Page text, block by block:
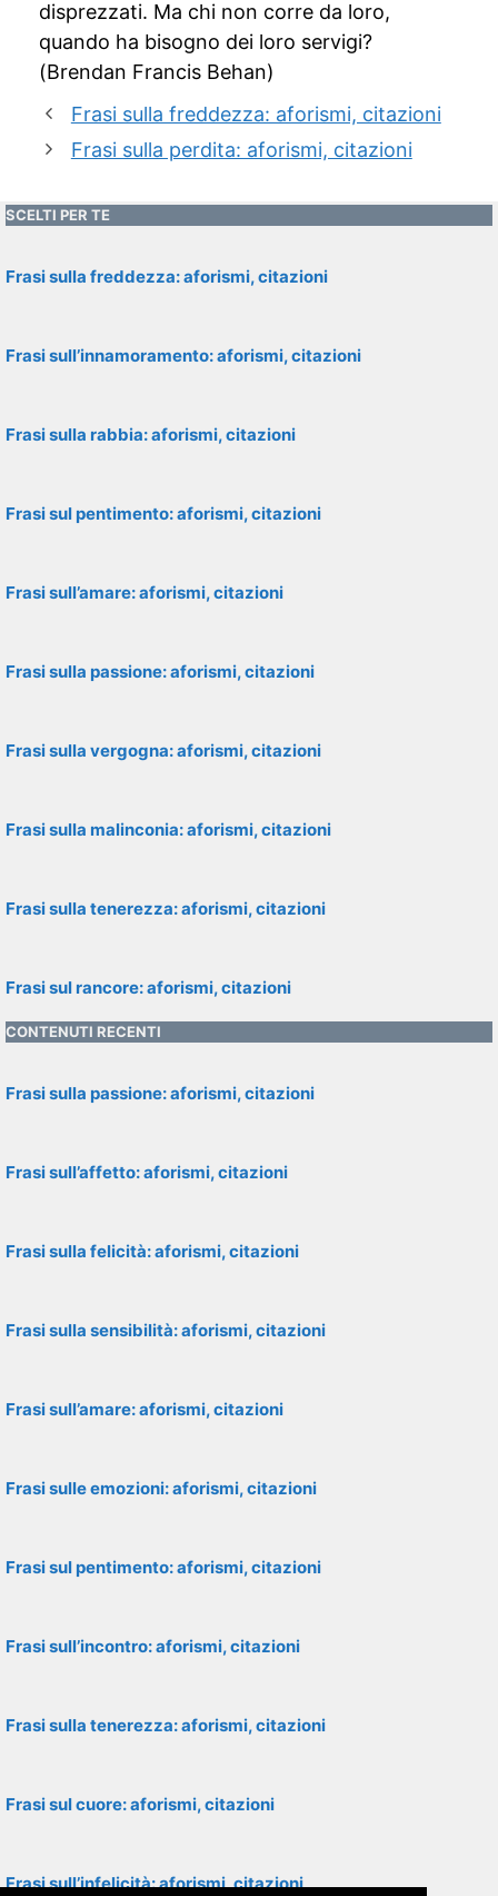
disprezzati. Ma chi non corre da loro,
quando ha bisogno dei loro servigi?
(Brendan Francis Behan)
Frasi sulla freddezza: aforismi, citazioni
Frasi sulla perdita: aforismi, citazioni
SCELTI PER TE
Frasi sulla freddezza: aforismi, citazioni
Frasi sull’innamoramento: aforismi, citazioni
Frasi sulla rabbia: aforismi, citazioni
Frasi sul pentimento: aforismi, citazioni
Frasi sull’amare: aforismi, citazioni
Frasi sulla passione: aforismi, citazioni
Frasi sulla vergogna: aforismi, citazioni
Frasi sulla malinconia: aforismi, citazioni
Frasi sulla tenerezza: aforismi, citazioni
Frasi sul rancore: aforismi, citazioni
CONTENUTI RECENTI
Frasi sulla passione: aforismi, citazioni
Frasi sull’affetto: aforismi, citazioni
Frasi sulla felicità: aforismi, citazioni
Frasi sulla sensibilità: aforismi, citazioni
Frasi sull’amare: aforismi, citazioni
Frasi sulle emozioni: aforismi, citazioni
Frasi sul pentimento: aforismi, citazioni
Frasi sull’incontro: aforismi, citazioni
Frasi sulla tenerezza: aforismi, citazioni
Frasi sul cuore: aforismi, citazioni
Frasi sull’infelicità: aforismi, citazioni